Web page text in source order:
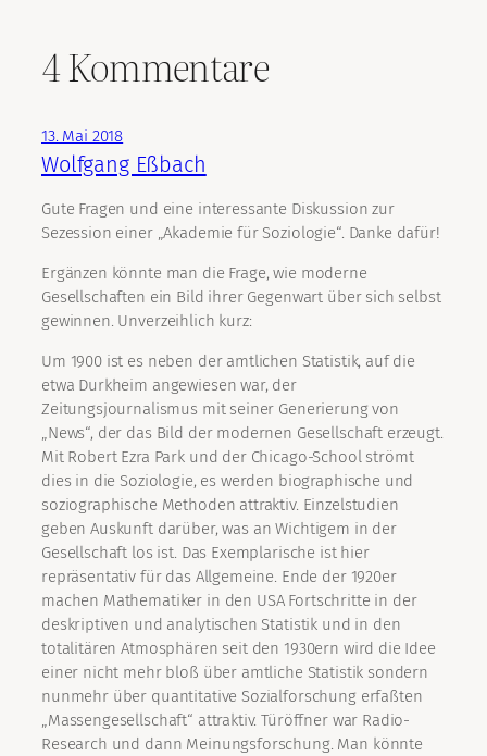
4 Kommentare
13. Mai 2018
Wolfgang Eßbach
Gute Fragen und eine interessante Diskussion zur
Sezession einer „Akademie für Soziologie“. Danke dafür!
Ergänzen könnte man die Frage, wie moderne
Gesellschaften ein Bild ihrer Gegenwart über sich selbst
gewinnen. Unverzeihlich kurz:
Um 1900 ist es neben der amtlichen Statistik, auf die
etwa Durkheim angewiesen war, der
Zeitungsjournalismus mit seiner Generierung von
„News“, der das Bild der modernen Gesellschaft erzeugt.
Mit Robert Ezra Park und der Chicago-School strömt
dies in die Soziologie, es werden biographische und
soziographische Methoden attraktiv. Einzelstudien
geben Auskunft darüber, was an Wichtigem in der
Gesellschaft los ist. Das Exemplarische ist hier
repräsentativ für das Allgemeine. Ende der 1920er
machen Mathematiker in den USA Fortschritte in der
deskriptiven und analytischen Statistik und in den
totalitären Atmosphären seit den 1930ern wird die Idee
einer nicht mehr bloß über amtliche Statistik sondern
nunmehr über quantitative Sozialforschung erfaßten
„Massengesellschaft“ attraktiv. Türöffner war Radio-
Research und dann Meinungsforschung. Man könnte